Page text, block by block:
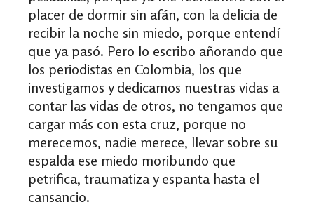
placer de dormir sin afán, con la delicia de
recibir la noche sin miedo, porque entendí
que ya pasó. Pero lo escribo añorando que
los periodistas en Colombia, los que
investigamos y dedicamos nuestras vidas a
contar las vidas de otros, no tengamos que
cargar más con esta cruz, porque no
merecemos, nadie merece, llevar sobre su
espalda ese miedo moribundo que
petrifica, traumatiza y espanta hasta el
cansancio.